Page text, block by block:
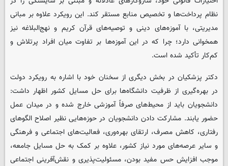
نظام پرداخت‌ها و تخصیص منابع مستقر کند. این رویکرد علاوه بر مبانی
مدیریتی، با آموزه‌های دینی و توصیه‌های قرآن کریم و نهج‌البلاغه نیز
همخوانی دارد؛ چرا که در این آموزه‌ها بر تفاوت میان افراد پرتلاش و
کم‌کار تأکید شده است.
دکتر پزشکیان در بخش دیگری از سخنان خود با اشاره به رویکرد دولت
در بهره‌گیری از ظرفیت دانشگاه‌ها برای حل مسایل کشور اظهار داشت:
دانشجویان باید از محیط‌های صرفاً آموزشی خارج شده و در میدان عمل
حضور یابند. مشارکت دادن دانشجویان در حوزه‌هایی نظیر اصلاح الگوهای
رفتاری، کاهش مصرف، ارتقای بهره‌وری، فعالیت‌های اجتماعی و فرهنگی
و سایر عرصه‌های مورد نیاز کشور، علاوه بر کمک به حل مسایل جامعه،
موجب افزایش حس مفید بودن، مسئولیت‌پذیری و نقش‌آفرینی اجتماعی